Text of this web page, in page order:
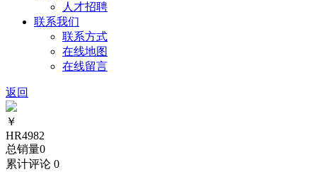
人才招聘
联系我们
联系方式
在线地图
在线留言
返回
￥
HR4982
总销量0
累计评论 0